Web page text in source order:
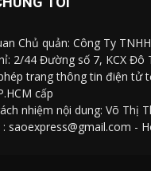
Chủ quản: Công Ty
2/44 Đường số 7, KCX Đô
trang thông tin điện tử
cấp
nhiệm nội dung: Võ Thị
: saoexpress@gmail.com -